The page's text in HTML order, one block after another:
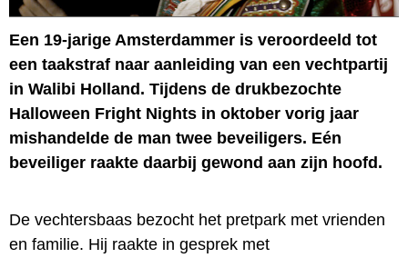
Een 19-jarige Amsterdammer is veroordeeld tot
een taakstraf naar aanleiding van een vechtpartij
in Walibi Holland. Tijdens de drukbezochte
Halloween Fright Nights in oktober vorig jaar
mishandelde de man twee beveiligers. Eén
beveiliger raakte daarbij gewond aan zijn hoofd.
De vechtersbaas bezocht het pretpark met vrienden
en familie. Hij raakte in gesprek met